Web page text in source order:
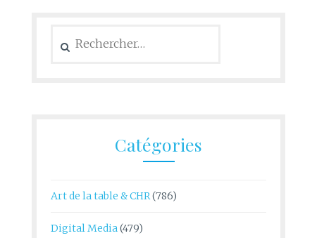
Catégories
Art de la table & CHR(786)
Digital Media(479)